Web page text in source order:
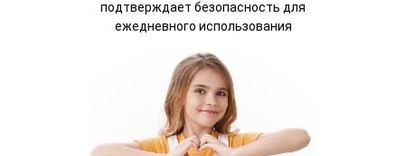
подтверждает безопасность для
ежедневного использования